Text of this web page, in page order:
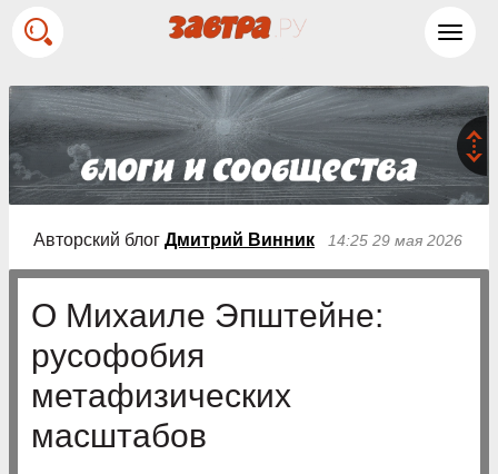
Авторский блог Дмитрий Винник 14:25 29 мая 2026
О Михаиле Эпштейне:
русофобия
метафизических
масштабов